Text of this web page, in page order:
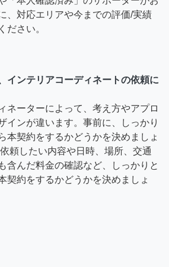
、対応エリアや今までの評価/実績
ださい。
インテリアコーディネートの依頼に
ネーターによって、考え方やアプロ
インが違います。事前に、しっかり
本契約をするかどうかを決めましょ
頼したい内容や日時、場所、交通
含んだ料金の確認など、しっかりと
契約をするかどうかを決めましょ